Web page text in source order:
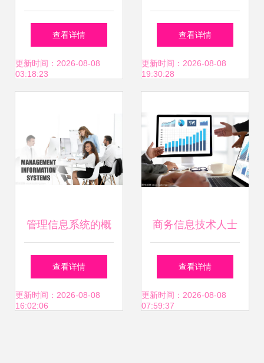
67%股权，布鲁诺
接替杨嵩任总裁 商
查看详情
更新时间：2026-08-08
03:18:23
90周年校庆倾力付
出的你们
查看详情
更新时间：2026-08-08
19:30:28
管理信息系统的概
念及其在商务信息
咨询中的应用
查看详情
更新时间：2026-08-08
16:02:06
商务信息技术人士
工作硬数据分析在
商务信息咨询中的
查看详情
更新时间：2026-08-08
07:59:37